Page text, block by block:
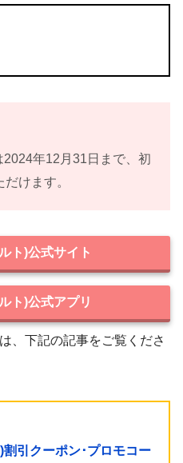
年12月31日まで、初
けます。
ト)公式サイト
ト)公式アプリ
は、下記の記事をご覧くださ
割引クーポン･プロモコー